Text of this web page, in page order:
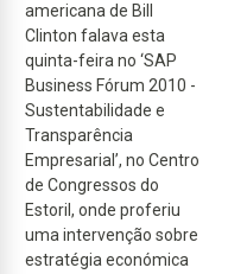
americana de Bill
Clinton falava esta
quinta-feira no ‘SAP
Business Fórum 2010 -
Sustentabilidade e
Transparência
Empresarial’, no Centro
de Congressos do
Estoril, onde proferiu
uma intervenção sobre
estratégia económica